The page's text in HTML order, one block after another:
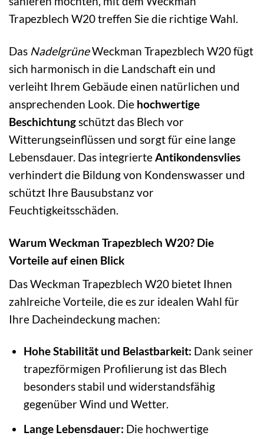
Trapezblech W20 treffen Sie die richtige Wahl.
Das NadelgrüneWeckman Trapezblech W20 fügt
sich harmonisch in die Landschaft ein und
verleiht Ihrem Gebäude einen natürlichen und
ansprechenden Look. Die hochwertige
Beschichtungschützt das Blech vor
Witterungseinflüssen und sorgt für eine lange
Lebensdauer. Das integrierteAntikondensvlies
verhindert die Bildung von Kondenswasser und
schützt Ihre Bausubstanz vor
Feuchtigkeitsschäden.
Warum Weckman Trapezblech W20? Die
Vorteile auf einen Blick
Das Weckman Trapezblech W20 bietet Ihnen
zahlreiche Vorteile, die es zur idealen Wahl für
Ihre Dacheindeckung machen:
Hohe Stabilität und Belastbarkeit: Dank seiner
trapezförmigen Profilierung ist das Blech
besonders stabil und widerstandsfähig
gegenüber Wind und Wetter.
Lange Lebensdauer: Die hochwertige